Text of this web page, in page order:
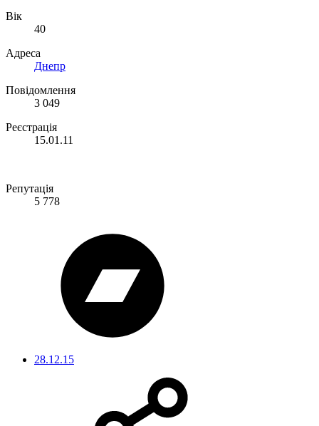
Вік
40
Адреса
Днепр
Повідомлення
3 049
Реєстрація
15.01.11
Репутація
5 778
28.12.15